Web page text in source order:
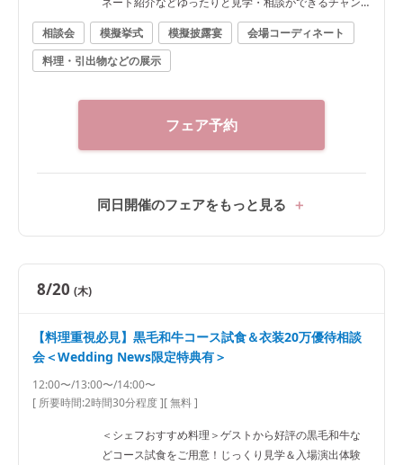
ス♪
相談会 模擬挙式 模擬披露宴
会場コーディネート
料理・引出物などの展示
フェア予約
同日開催のフェアをもっと見る
8/20 (木)
【料理重視必見】黒毛和牛コース試食＆衣装20万優待相談
会＜Wedding News限定特典有＞
12:00〜/13:00〜/14:00〜
[ 所要時間:2時間30分程度][ 無料 ]
＜シェフおすすめ料理＞ゲストから好評の黒毛和牛な
どコース試食をご用意！じっくり見学＆入場演出体験